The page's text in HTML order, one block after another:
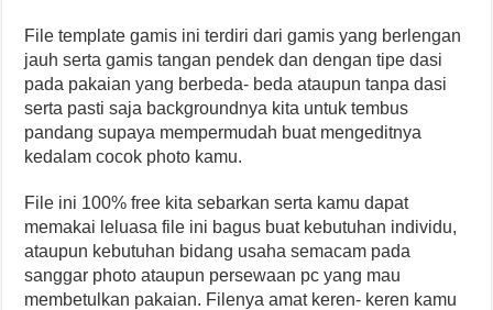
File template gamis ini terdiri dari gamis yang berlengan
jauh serta gamis tangan pendek dan dengan tipe dasi
pada pakaian yang berbeda- beda ataupun tanpa dasi
serta pasti saja backgroundnya kita untuk tembus
pandang supaya mempermudah buat mengeditnya
kedalam cocok photo kamu.
File ini 100% free kita sebarkan serta kamu dapat
memakai leluasa file ini bagus buat kebutuhan individu,
ataupun kebutuhan bidang usaha semacam pada
sanggar photo ataupun persewaan pc yang mau
membetulkan pakaian. Filenya amat keren- keren kamu